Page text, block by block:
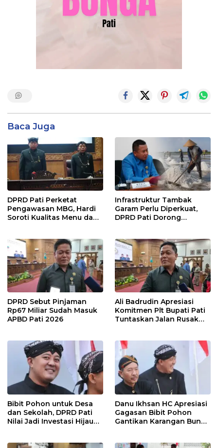
Baca Juga
DPRD Pati Perketat
Pengawasan MBG, Hardi
Soroti Kualitas Menu dan
Infrastruktur Tambak
Garam Perlu Diperkuat,
DPRD Pati Dorong
DPRD Sebut Pinjaman
Rp67 Miliar Sudah Masuk
APBD Pati 2026
Ali Badrudin Apresiasi
Komitmen Plt Bupati Pati
Tuntaskan Jalan Rusak
Bibit Pohon untuk Desa
dan Sekolah, DPRD Pati
Nilai Jadi Investasi Hijau
Danu Ikhsan HC Apresiasi
Gagasan Bibit Pohon
Gantikan Karangan Bunga